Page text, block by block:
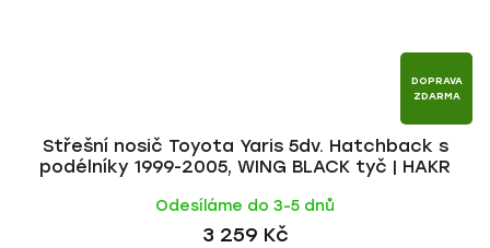
DOPRAVA
ZDARMA
Střešní nosič Toyota Yaris 5dv. Hatchback s
podélníky 1999-2005, WING BLACK tyč | HAKR
Odesíláme do 3-5 dnů
3 259 Kč